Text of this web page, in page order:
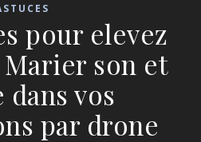
pour elevez
son et
dans vos
par drone